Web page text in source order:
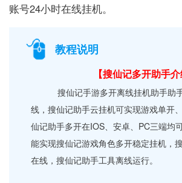
账号24小时在线挂机。
教程说明
【搜仙记多开助手介
搜仙记手游多开离线挂机助手助手
线，搜仙记助手云挂机可实现游戏单开
仙记助手多开在IOS、安卓、PC三端均
能实现搜仙记游戏角色多开稳定挂机，
在线，搜仙记助手工具离线运行。